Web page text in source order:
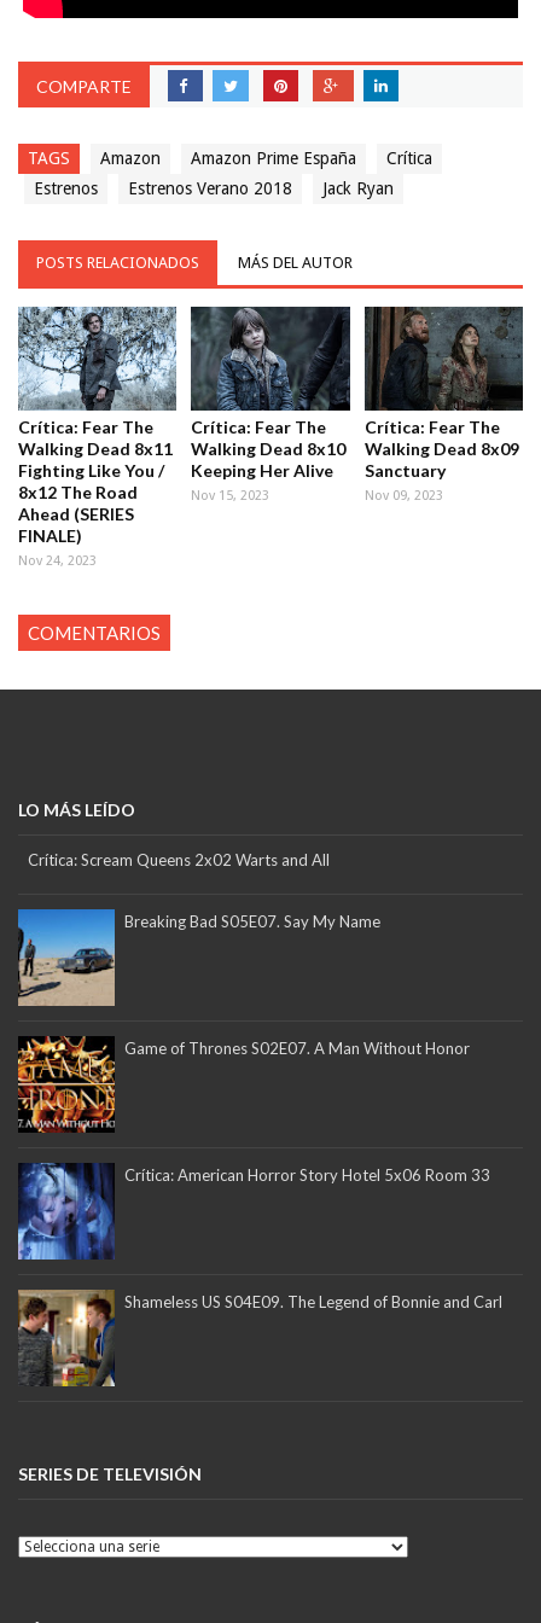
COMPARTE
TAGS Amazon Amazon Prime España
Crítica
Estrenos
Estrenos Verano 2018 Jack Ryan
POSTS RELACIONADOS MÁS DEL AUTOR
Crítica: Fear The
Walking Dead 8x11
Fighting Like You /
8x12 The Road
Ahead (SERIES
FINALE)
Nov 24, 2023
Crítica: Fear The
Walking Dead 8x10
Keeping Her Alive
Nov 15, 2023
Crítica: Fear The
Walking Dead 8x09
Sanctuary
Nov 09, 2023
COMENTARIOS
LO MÁS LEÍDO
Crítica: Scream Queens 2x02 Warts and All
Breaking Bad S05E07. Say My Name
Game of Thrones S02E07. A Man Without Honor
Crítica: American Horror Story Hotel 5x06 Room 33
Shameless US S04E09. The Legend of Bonnie and Carl
SERIES DE TELEVISIÓN